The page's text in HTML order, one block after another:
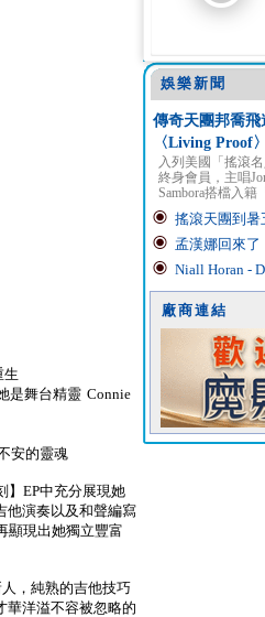
生
是舞台精靈 Connie
安的靈魂
EP中充分展現她
他演奏以及和聲編寫
顯現出她獨立豐富
，純熟的吉他技巧
華洋溢不容被忽略的
娛樂新聞
傳奇天團邦喬
〈Living Proof〉
入列美國「搖滾
終身會員，主唱
Sambora搭檔入籍
搖滾天團到暑
孟漢娜回來了
Niall Horan -
廠商連結